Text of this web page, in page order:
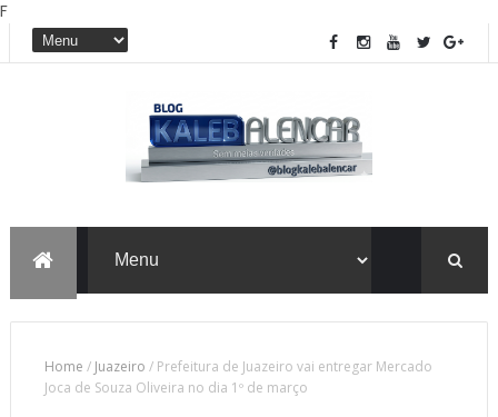
F
Home / Juazeiro / Prefeitura de Juazeiro vai entregar Mercado
Joca de Souza Oliveira no dia 1º de março